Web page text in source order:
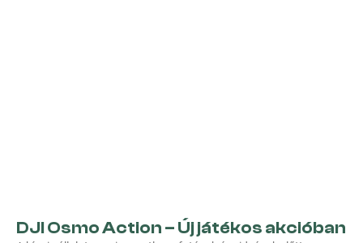
DJI Osmo Action – Új játékos akcióban